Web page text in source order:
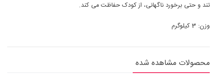
تند و حتی برخورد ناگهانی، از کودک حفاظت می کند.
وزن: 3 کیلوگرم
محصولات مشاهده شده